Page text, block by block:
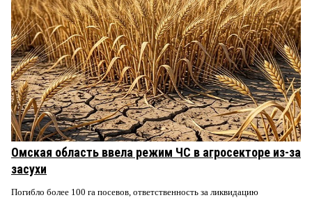
Омская область ввела режим ЧС в агросекторе из-за
засухи
Погибло более 100 га посевов, ответственность за ликвидацию